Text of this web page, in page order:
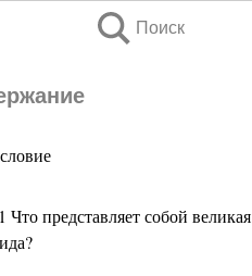
Поиск
Что представляет собой великая